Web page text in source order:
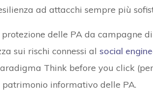
ad attacchi sempre più
protezione delle PA da campagne di
sui rischi connessi al social
Think before you click
patrimonio informativo delle PA.